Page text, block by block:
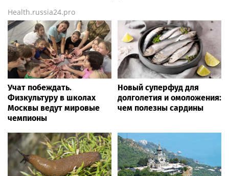
Health.russia24.pro
Учат побеждать.
Физкультуру в школах
Москвы ведут мировые
чемпионы
Новый суперфуд для
долголетия и омоложения:
чем полезны сардины